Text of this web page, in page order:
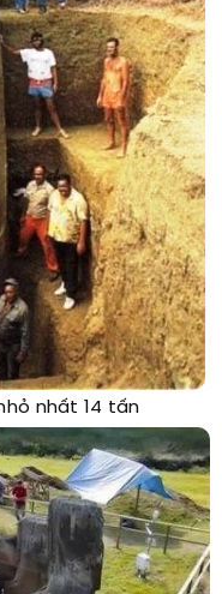
nhất 14 tấn